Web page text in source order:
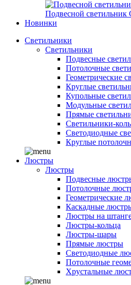
Подвесной светильник
Новинки
Светильники
Светильники
Подвесные
Потолочные
Геометрические
Круглые
Купольные
Модульные
Прямые
Светильники-
Светодиодные
Круглые
Люстры
Люстры
Подвесные
Потолочные
Геометрические
Каскадные
Люстры на
Люстры-кольца
Люстры-шары
Прямые люстры
Светодиодные
Потолочные
Хрустальные